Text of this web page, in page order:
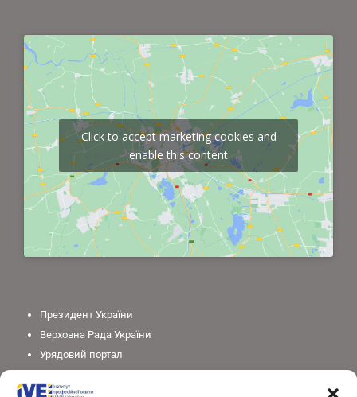
Click to accept marketing cookies and
enable this content
Президент України
Верховна Рада України
Урядовий портал
Міністерство освіти і науки України